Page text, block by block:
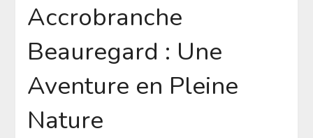
Accrobranche
Beauregard : Une
Aventure en Pleine
Nature